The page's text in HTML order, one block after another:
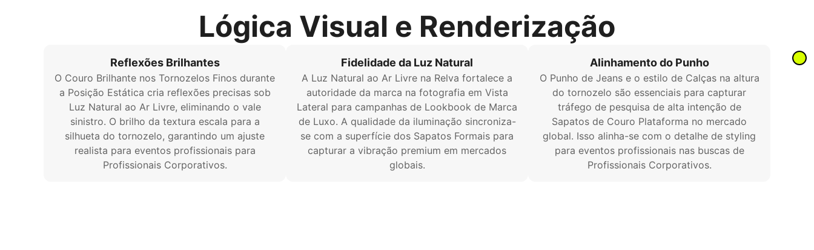
Lógica Visual e Renderização
Reflexões Brilhantes
O Couro Brilhante nos Tornozelos Finos durante
a Posição Estática cria reflexões precisas sob
Luz Natural ao Ar Livre, eliminando o vale
sinistro. O brilho da textura escala para a
silhueta do tornozelo, garantindo um ajuste
realista para eventos profissionais para
Profissionais Corporativos.
Fidelidade da Luz Natural
A Luz Natural ao Ar Livre na Relva fortalece a
autoridade da marca na fotografia em Vista
Lateral para campanhas de Lookbook de Marca
de Luxo. A qualidade da iluminação sincroniza-
se com a superfície dos Sapatos Formais para
capturar a vibração premium em mercados
globais.
Alinhamento do Punho
O Punho de Jeans e o estilo de Calças na altura
do tornozelo são essenciais para capturar
tráfego de pesquisa de alta intenção de
Sapatos de Couro Plataforma no mercado
global. Isso alinha-se com o detalhe de styling
para eventos profissionais nas buscas de
Profissionais Corporativos.